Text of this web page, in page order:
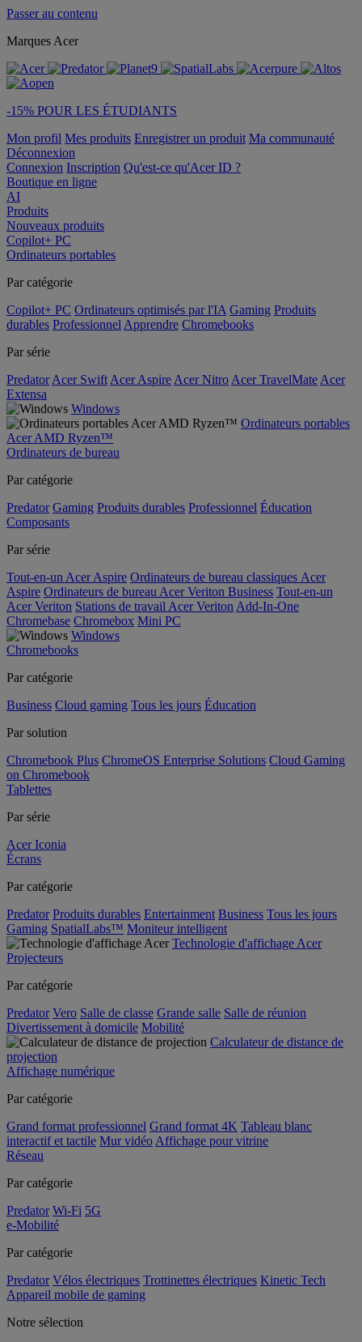
Passer au contenu
Marques Acer
-15% POUR LES ÉTUDIANTS
Mon profil Mes produits Enregistrer un produit Ma communauté
Déconnexion
Connexion Inscription Qu'est-ce qu'Acer ID ?
Boutique en ligne
AI
Produits
Nouveaux produits
Copilot+ PC
Ordinateurs portables
Par catégorie
Copilot+ PC Ordinateurs optimisés par l'IA Gaming Produits
durables Professionnel Apprendre Chromebooks
Par série
Predator Acer Swift Acer Aspire Acer Nitro Acer TravelMate Acer
Extensa
Windows
Ordinateurs portables
Acer AMD Ryzen™
Ordinateurs de bureau
Par catégorie
Predator Gaming Produits durables Professionnel Éducation
Composants
Par série
Tout-en-un Acer Aspire Ordinateurs de bureau classiques Acer
Aspire Ordinateurs de bureau Acer Veriton Business Tout-en-un
Acer Veriton Stations de travail Acer Veriton Add-In-One
Chromebase Chromebox Mini PC
Windows
Chromebooks
Par catégorie
Business Cloud gaming Tous les jours Éducation
Par solution
Chromebook Plus ChromeOS Enterprise Solutions Cloud Gaming
on Chromebook
Tablettes
Par série
Acer Iconia
Écrans
Par catégorie
Predator Produits durables Entertainment Business Tous les jours
Gaming SpatialLabs™ Moniteur intelligent
Technologie d'affichage Acer
Projecteurs
Par catégorie
Predator Vero Salle de classe Grande salle Salle de réunion
Divertissement à domicile Mobilité
Calculateur de distance de
projection
Affichage numérique
Par catégorie
Grand format professionnel Grand format 4K Tableau blanc
interactif et tactile Mur vidéo Affichage pour vitrine
Réseau
Par catégorie
Predator Wi-Fi 5G
e-Mobilité
Par catégorie
Predator Vélos électriques Trottinettes électriques Kinetic Tech
Appareil mobile de gaming
Notre sélection